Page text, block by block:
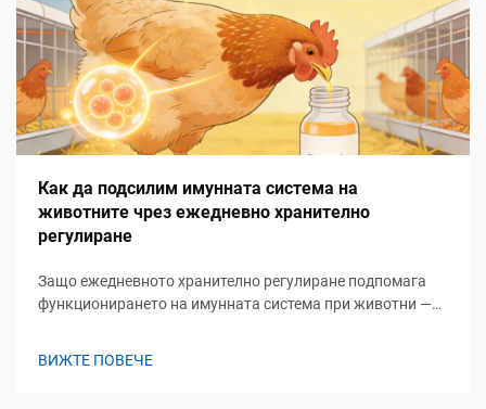
Как да подсилим имунната система на
животните чрез ежедневно хранително
регулиране
Защо ежедневното хранително регулиране подпомага
функционирането на имунната система при животни —
ВИЖТЕ ПОВЕЧЕ